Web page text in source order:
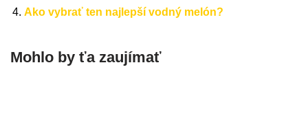
Ako vybrať ten najlepší vodný melón?
Mohlo by ťa zaujímať